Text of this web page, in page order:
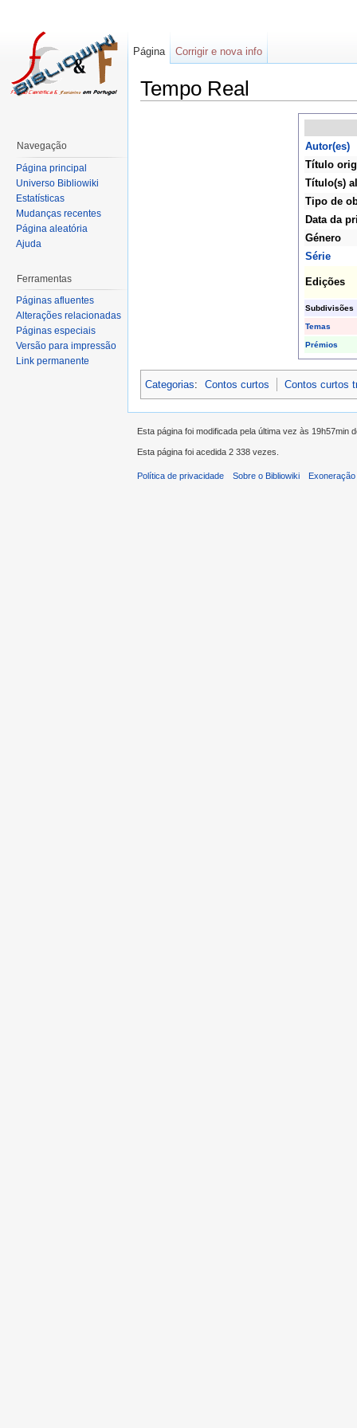
Tempo Real
Autor(es)
Título
Título(s)
Tipo de
Data da
Género
Série
Edições
Subdivisões
Temas
Prémios
Categorias: Contos curtos Contos curtos
Página Corrigir e nova info
Navegação
Página principal
Universo Bibliowiki
Estatísticas
Mudanças recentes
Página aleatória
Ajuda
Ferramentas
Páginas afluentes
Alterações relacionadas
Páginas especiais
Versão para impressão
Link permanente
Esta página foi modificada pela última vez às 19h57min
Esta página foi acedida 2 338 vezes.
Política de privacidade Sobre o Bibliowiki